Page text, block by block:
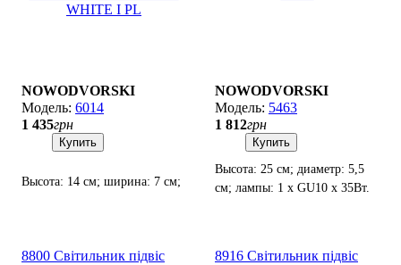
NOWODVORSKI
6014
1 435грн
Купить
Высота: 14 см; ширина: 7 см;
NOWODVORSKI
5463
1 812грн
Купить
Высота: 25 см; диаметр: 5,5
см; лампы: 1 х GU10 х 35Вт.
8800 Світильник підвіс 8916 Світильник підвіс